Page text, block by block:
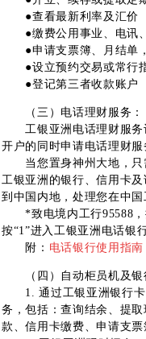
●查看最新利率及汇价
●缴费公用事业、电讯、
●申请支票簿、月结单，
●设立预约交易或常行
●登记第三者收款账户
（三）电话理财服务：
工银亚洲电话理财服务
开户的同时申请电话理财
当您置身神州大地，只
工银亚洲的银行、信用卡
到中国内地，处理您在中
*致电境内工行95588，
按“1”进入工银亚洲电话银
附： 电话银行使用指南
（四）自动柜员机及银
1. 通过工银亚洲银行卡
务，包括：查询结余、提
款、信用卡缴费、申请支